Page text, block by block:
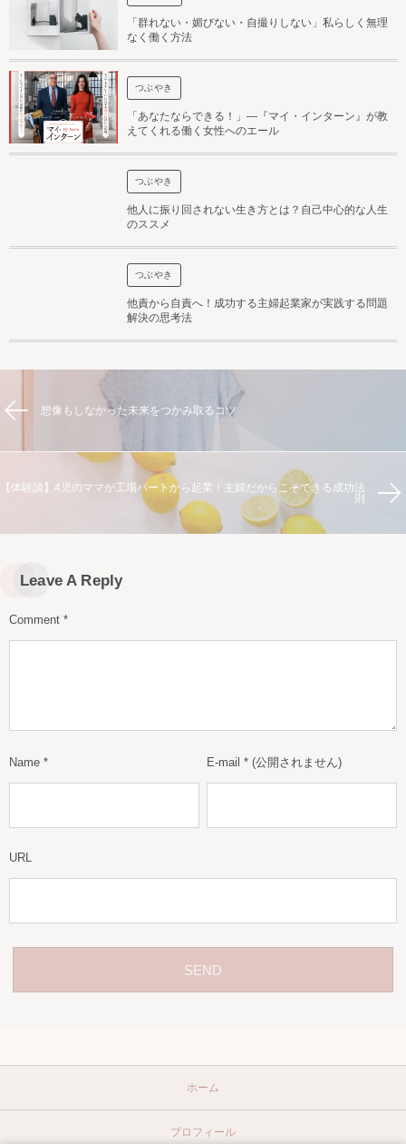
「群れない・媚びない・自撮りしない」私らしく無理
なく働く方法
つぶやき
「あなたならできる！」—『マイ・インターン』が教
えてくれる働く女性へのエール
つぶやき
他人に振り回されない生き方とは？自己中心的な人生
のススメ
つぶやき
他責から自責へ！成功する主婦起業家が実践する問題
解決の思考法
想像もしなかった未来をつかみ取るコツ
【体験談】4児のママが工場パートから起業！主婦だからこそできる成功法
則
Leave A Reply
Comment *
Name * E-mail * (公開されません)
URL
ホーム
プロフィール